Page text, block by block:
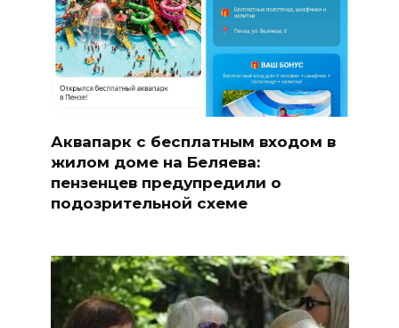
Аквапарк с бесплатным входом в
жилом доме на Беляева:
пензенцев предупредили о
подозрительной схеме